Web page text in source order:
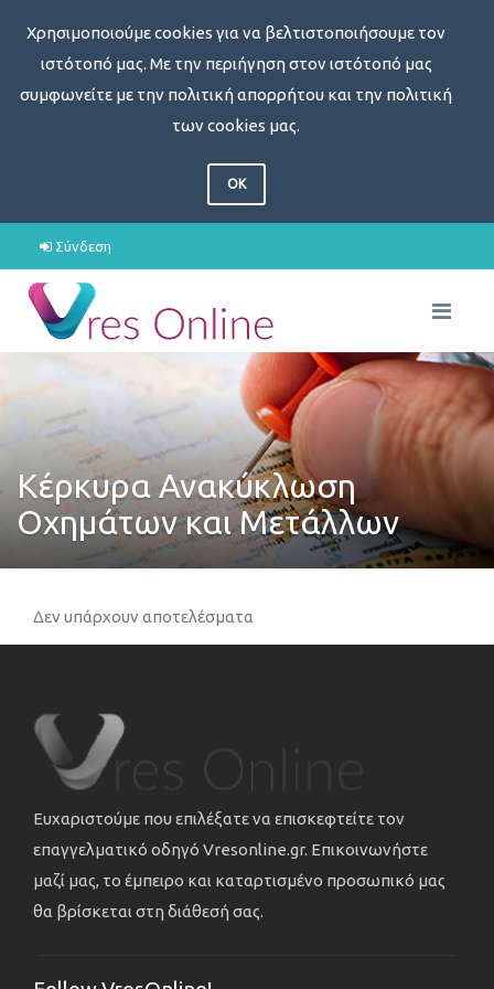
Χρησιμοποιούμε cookies για να βελτιστοποιήσουμε τον
ιστότοπό μας. Με την περιήγηση στον ιστότοπό μας
συμφωνείτε με την πολιτική απορρήτου και την πολιτική
των cookies μας.
OK
Σύνδεση
Κέρκυρα Ανακύκλωση
Οχημάτων και Μετάλλων
Δεν υπάρχουν αποτελέσματα
Ευχαριστούμε που επιλέξατε να επισκεφτείτε τον
επαγγελματικό οδηγό Vresonline.gr. Επικοινωνήστε
μαζί μας, το έμπειρο και καταρτισμένο προσωπικό μας
θα βρίσκεται στη διάθεσή σας.